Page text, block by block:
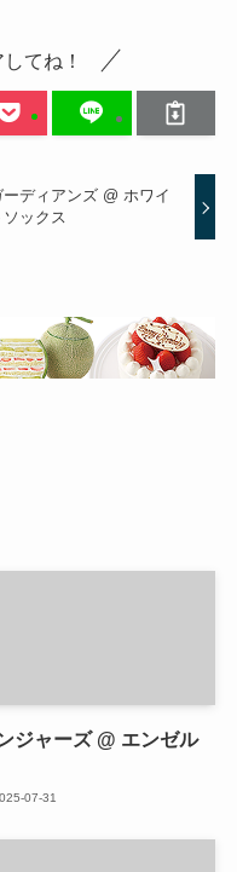
てね！
ーディアンズ @ ホワイ
ソックス
ジャーズ @ エンゼル
07-31